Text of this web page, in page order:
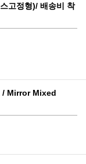
고정형)/ 배송비 착
/ Mirror Mixed